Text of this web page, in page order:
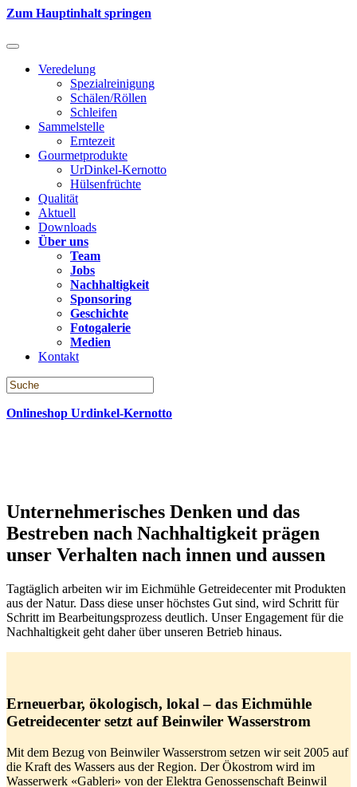
Zum Hauptinhalt springen
Veredelung
Spezialreinigung
Schälen/Röllen
Schleifen
Sammelstelle
Erntezeit
Gourmetprodukte
UrDinkel-Kernotto
Hülsenfrüchte
Qualität
Aktuell
Downloads
Über uns
Team
Jobs
Nachhaltigkeit
Sponsoring
Geschichte
Fotogalerie
Medien
Kontakt
Onlineshop Urdinkel-Kernotto
Unternehmerisches Denken und das
Bestreben nach Nachhaltigkeit prägen
unser Verhalten nach innen und aussen
Tagtäglich arbeiten wir im Eichmühle Getreidecenter mit Produkten
aus der Natur. Dass diese unser höchstes Gut sind, wird Schritt für
Schritt im Bearbeitungsprozess deutlich. Unser Engagement für die
Nachhaltigkeit geht daher über unseren Betrieb hinaus.
Erneuerbar, ökologisch, lokal – das Eichmühle
Getreidecenter setzt auf Beinwiler Wasserstrom
Mit dem Bezug von Beinwiler Wasserstrom setzen wir seit 2005 auf
die Kraft des Wassers aus der Region. Der Ökostrom wird im
Wasserwerk «Gableri» von der Elektra Genossenschaft Beinwil